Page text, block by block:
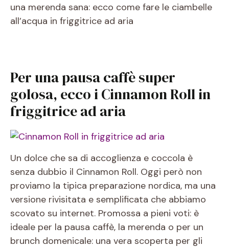
una merenda sana: ecco come fare le ciambelle
all’acqua in friggitrice ad aria
Per una pausa caffè super
golosa, ecco i Cinnamon Roll in
friggitrice ad aria
Un dolce che sa di accoglienza e coccola è
senza dubbio il Cinnamon Roll. Oggi però non
proviamo la tipica preparazione nordica, ma una
versione rivisitata e semplificata che abbiamo
scovato su internet. Promossa a pieni voti: è
ideale per la pausa caffè, la merenda o per un
brunch domenicale: una vera scoperta per gli